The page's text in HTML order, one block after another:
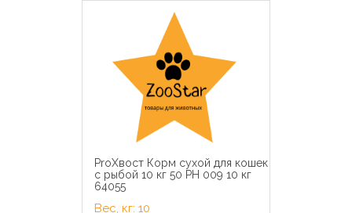
ProХвост Корм сухой для кошек
с рыбой 10 кг 50 PH 009 10 кг
64055
Вес, кг: 10